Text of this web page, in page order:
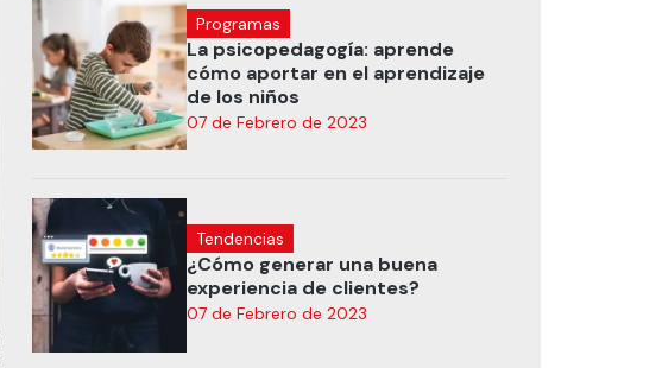
Programas
La psicopedagogía: aprende
cómo aportar en el aprendizaje
de los niños
07 de Febrero de 2023
Tendencias
¿Cómo generar una buena
experiencia de clientes?
07 de Febrero de 2023